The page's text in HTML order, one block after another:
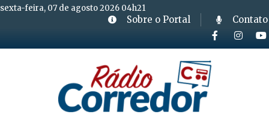
sexta-feira, 07 de agosto 2026 04h21
Sobre o Portal Contato